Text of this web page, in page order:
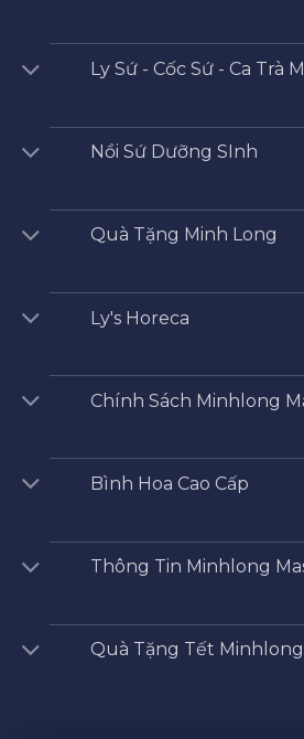
Ly Sứ - Cốc Sứ - Ca Trà
Nồi Sứ Dưỡng SInh
Quà Tặng Minh Long
Ly's Horeca
Chính Sách Minhlong
Bình Hoa Cao Cấp
Thông Tin Minhlong
Quà Tặng Tết